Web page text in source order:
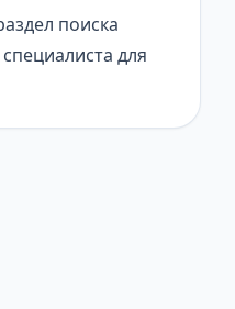
поиска
для